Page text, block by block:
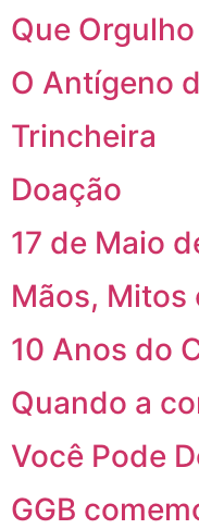
Que
O Antígeno
Trincheira
Doação
17 de Maio
Mãos, Mitos
10 Anos do
Quando a
Você Pode
GGB